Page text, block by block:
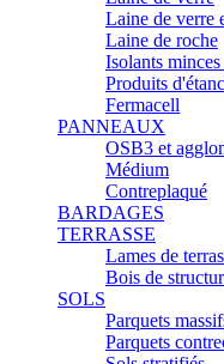
Laine de verre
Laine de roche
Isolants
Produits
Fermacell
PANNEAUX
OSB3 et
Médium
Contreplaqué
BARDAGES
TERRASSE
Lames de
Bois de
SOLS
Parquets
Parquets